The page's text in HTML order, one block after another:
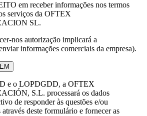
em receber informações nos termos
serviços da OFTEX
SL.
nos autorização implicará a
informações comerciais da empresa).
e o LOPDGDD, a OFTEX
S.L. processará os dados
de responder às questões e/ou
através deste formulário e fornecer as